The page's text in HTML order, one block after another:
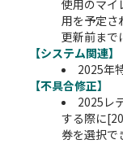
使用のマイ
用を予定さ
更新前まで
【システム関連】
2025年
【不具合修正】
2025レ
する際に
券を選択で